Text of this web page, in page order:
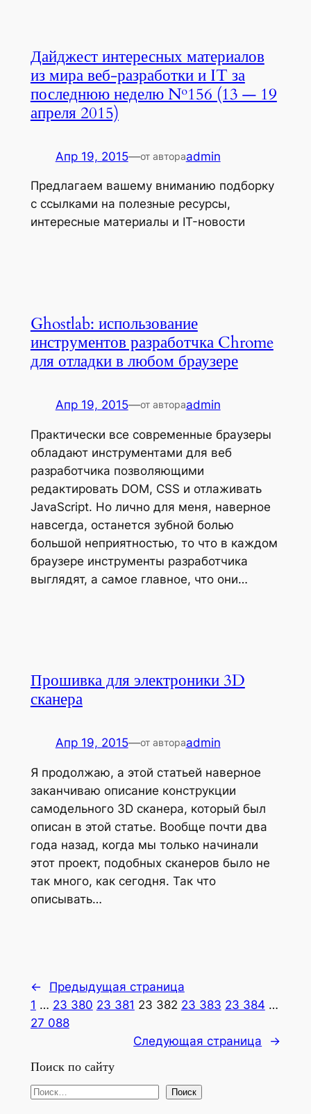
Дайджест интересных материалов
из мира веб-разработки и IT за
последнюю неделю №156 (13 — 19
апреля 2015)
Апр 19, 2015—от автораadmin
Предлагаем вашему вниманию подборку
с ссылками на полезные ресурсы,
интересные материалы и IT-новости
Ghostlab: использование
инструментов разработчка Chrome
для отладки в любом браузере
Апр 19, 2015—от автораadmin
Практически все современные браузеры
обладают инструментами для веб
разработчика позволяющими
редактировать DOM, CSS и отлаживать
JavaScript. Но лично для меня, наверное
навсегда, останется зубной болью
большой неприятностью, то что в каждом
браузере инструменты разработчика
выглядят, а самое главное, что они…
Прошивка для электроники 3D
сканера
Апр 19, 2015—от автораadmin
Я продолжаю, а этой статьей наверное
заканчиваю описание конструкции
самодельного 3D сканера, который был
описан в этой статье. Вообще почти два
года назад, когда мы только начинали
этот проект, подобных сканеров было не
так много, как сегодня. Так что
описывать…
←
Предыдущая страница
1 … 23 380 23 381 23 382 23 383 23 384 …
27 088
Следующая страница
→
Поиск по сайту
П
Поиск